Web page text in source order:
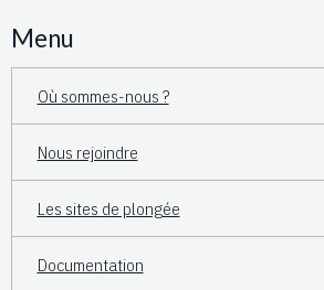
Menu
Où sommes-nous ?
Nous rejoindre
Les sites de plongée
Documentation